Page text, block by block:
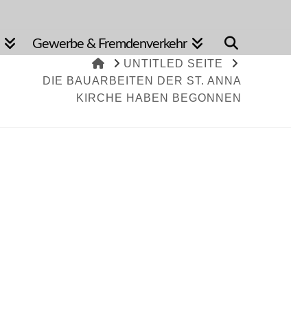
Gewerbe & Fremdenverkehr
HOMEUNTITLED SEITE
DIE BAUARBEITEN DER ST. ANNA
KIRCHE HABEN BEGONNEN